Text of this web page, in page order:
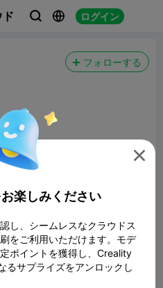
  ログイン
フォローする

楽しみください
し、シームレスなクラウドス
をご利用いただけます。モデ
ポイントを獲得し、Creality
るサプライズをアンロックし